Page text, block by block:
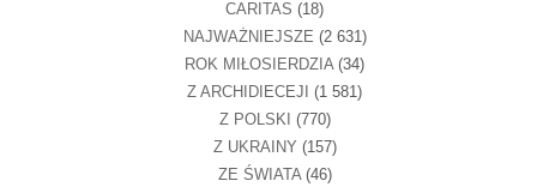
CARITAS (18)
NAJWAŻNIEJSZE (2 631)
ROK MIŁOSIERDZIA (34)
Z ARCHIDIECEJI (1 581)
Z POLSKI (770)
Z UKRAINY (157)
ZE ŚWIATA(46)